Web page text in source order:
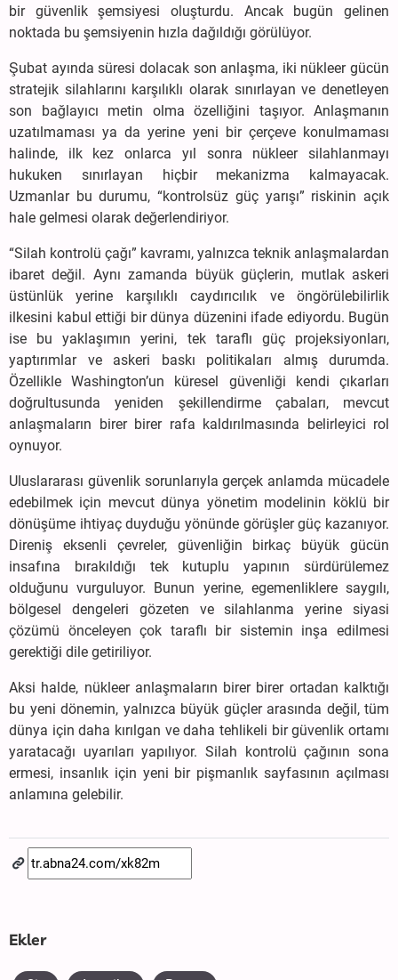
bir güvenlik şemsiyesi oluşturdu. Ancak bugün gelinen
noktada bu şemsiyenin hızla dağıldığı görülüyor.
Şubat ayında süresi dolacak son anlaşma, iki nükleer gücün
stratejik silahlarını karşılıklı olarak sınırlayan ve denetleyen
son bağlayıcı metin olma özelliğini taşıyor. Anlaşmanın
uzatılmaması ya da yerine yeni bir çerçeve konulmaması
halinde, ilk kez onlarca yıl sonra nükleer silahlanmayı
hukuken sınırlayan hiçbir mekanizma kalmayacak.
Uzmanlar bu durumu, “kontrolsüz güç yarışı” riskinin açık
hale gelmesi olarak değerlendiriyor.
“Silah kontrolü çağı” kavramı, yalnızca teknik anlaşmalardan
ibaret değil. Aynı zamanda büyük güçlerin, mutlak askeri
üstünlük yerine karşılıklı caydırıcılık ve öngörülebilirlik
ilkesini kabul ettiği bir dünya düzenini ifade ediyordu. Bugün
ise bu yaklaşımın yerini, tek taraflı güç projeksiyonları,
yaptırımlar ve askeri baskı politikaları almış durumda.
Özellikle Washington’un küresel güvenliği kendi çıkarları
doğrultusunda yeniden şekillendirme çabaları, mevcut
anlaşmaların birer birer rafa kaldırılmasında belirleyici rol
oynuyor.
Uluslararası güvenlik sorunlarıyla gerçek anlamda mücadele
edebilmek için mevcut dünya yönetim modelinin köklü bir
dönüşüme ihtiyaç duyduğu yönünde görüşler güç kazanıyor.
Direniş eksenli çevreler, güvenliğin birkaç büyük gücün
insafına bırakıldığı tek kutuplu yapının sürdürülemez
olduğunu vurguluyor. Bunun yerine, egemenliklere saygılı,
bölgesel dengeleri gözeten ve silahlanma yerine siyasi
çözümü önceleyen çok taraflı bir sistemin inşa edilmesi
gerektiği dile getiriliyor.
Aksi halde, nükleer anlaşmaların birer birer ortadan kalktığı
bu yeni dönemin, yalnızca büyük güçler arasında değil, tüm
dünya için daha kırılgan ve daha tehlikeli bir güvenlik ortamı
yaratacağı uyarıları yapılıyor. Silah kontrolü çağının sona
ermesi, insanlık için yeni bir pişmanlık sayfasının açılması
anlamına gelebilir.
Ekler